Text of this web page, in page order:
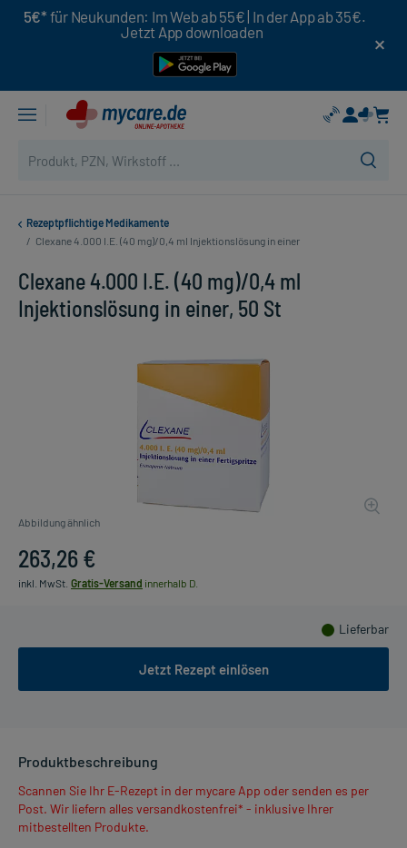
5€* für Neukunden: Im Web ab 55€ | In der App ab 35€.
Jetzt App downloaden
Rezeptpflichtige Medikamente
/ Clexane 4.000 I.E. (40 mg)/0,4 ml Injektionslösung in einer
Clexane 4.000 I.E. (40 mg)/0,4 ml
Injektionslösung in einer, 50 St
Abbildung ähnlich
263,26 €
inkl. MwSt. Gratis-Versand innerhalb D.
Lieferbar
Jetzt Rezept einlösen
Produktbeschreibung
Scannen Sie Ihr E-Rezept in der mycare App oder senden es per
Post. Wir liefern alles versandkostenfrei* - inklusive Ihrer
mitbestellten Produkte.